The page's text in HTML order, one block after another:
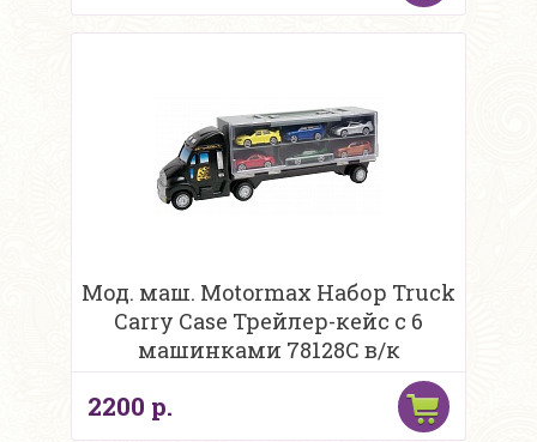
Мод. маш. Motormax Набор Truck
Carry Case Трейлер-кейс с 6
машинками 78128С в/к
2200 р.